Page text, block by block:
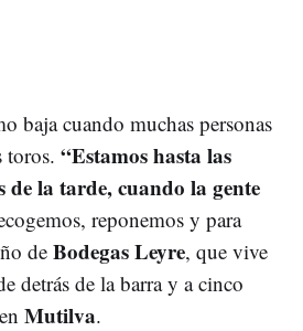
baja cuando muchas personas
toros. “Estamos hasta las
de la tarde, cuando la gente
reponemos y para
de Bodegas Leyre, que vive
detrás de la barra y a cinco
Mutilva.